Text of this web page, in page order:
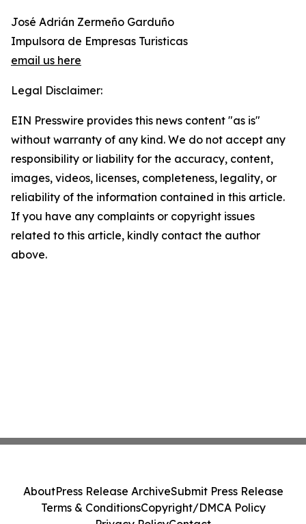
José Adrián Zermeño Garduño
Impulsora de Empresas Turisticas
email us here
Legal Disclaimer:
EIN Presswire provides this news content "as is"
without warranty of any kind. We do not accept any
responsibility or liability for the accuracy, content,
images, videos, licenses, completeness, legality, or
reliability of the information contained in this article.
If you have any complaints or copyright issues
related to this article, kindly contact the author
above.
AboutPress Release ArchiveSubmit Press Release
Terms & ConditionsCopyright/DMCA Policy